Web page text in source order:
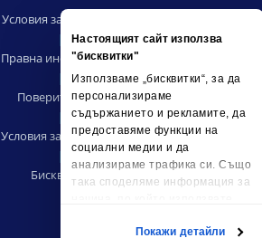
Настоящият сайт използва
"бисквитки"
Използваме „бисквитки“, за да
персонализираме
съдържанието и рекламите, да
предоставяме функции на
социални медии и да
анализираме трафика си. Също
така споделяме информация за
социални медии, рекламните си
Покажи детайли
Условия за ползване
|
Правна информация
|
Поверителност
|
Условия за риселъри
|
Бисквитки